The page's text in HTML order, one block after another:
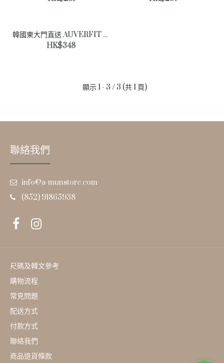
韓國東大門直送 VENTI 女裝手提包
韓國東大門直送 AUVERFIT 韓國女裝手提包
HK$348
顯示 1 - 3 / 3 (共 1 頁)
聯絡我們
info@a-munstore.com
(852) 91865938
尺碼及韓文參考
購物流程
常見問題
配送方式
付款方式
聯絡我們
商品退貨條款